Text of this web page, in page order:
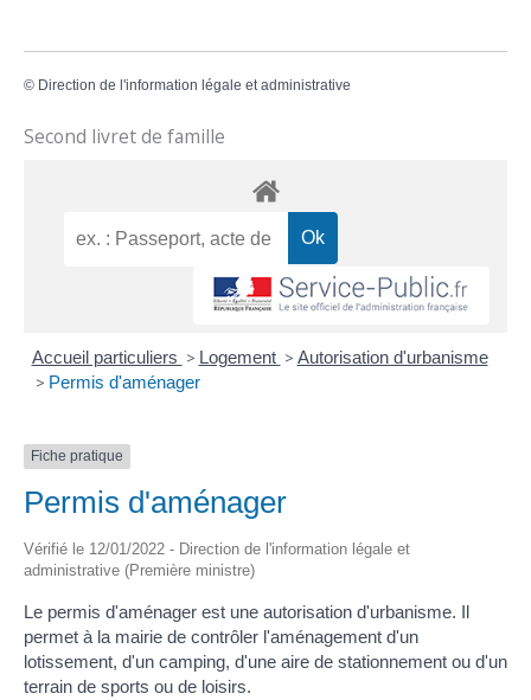
© Direction de l'information légale et administrative
Second livret de famille
Accueil particuliers > Logement > Autorisation d'urbanisme
> Permis d'aménager
Fiche pratique
Permis d'aménager
Vérifié le 12/01/2022 - Direction de l'information légale et
administrative (Première ministre)
Le permis d'aménager est une autorisation d'urbanisme. Il
permet à la mairie de contrôler l'aménagement d'un
lotissement, d'un camping, d'une aire de stationnement ou d'un
terrain de sports ou de loisirs.